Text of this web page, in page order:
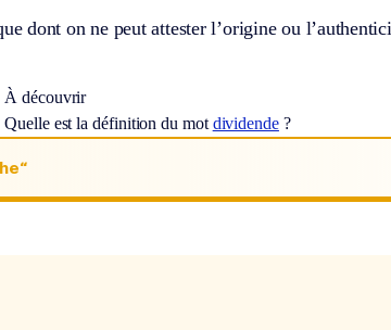
dont on ne peut attester l’origine ou
À découvrir
Quelle est la définition du mot dividende?